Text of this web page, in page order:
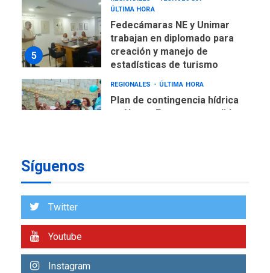
5
creación y manejo de
6
REGIONALES ÚLTIMA HORA
Plan de contingencia hídrica
en Nueva Esparta consolida
avances en territorio
7
1
REGIONALES ÚLTIMA HORA
eleva sus velas en
Síguenos
Twitter
Youtube
Instagram